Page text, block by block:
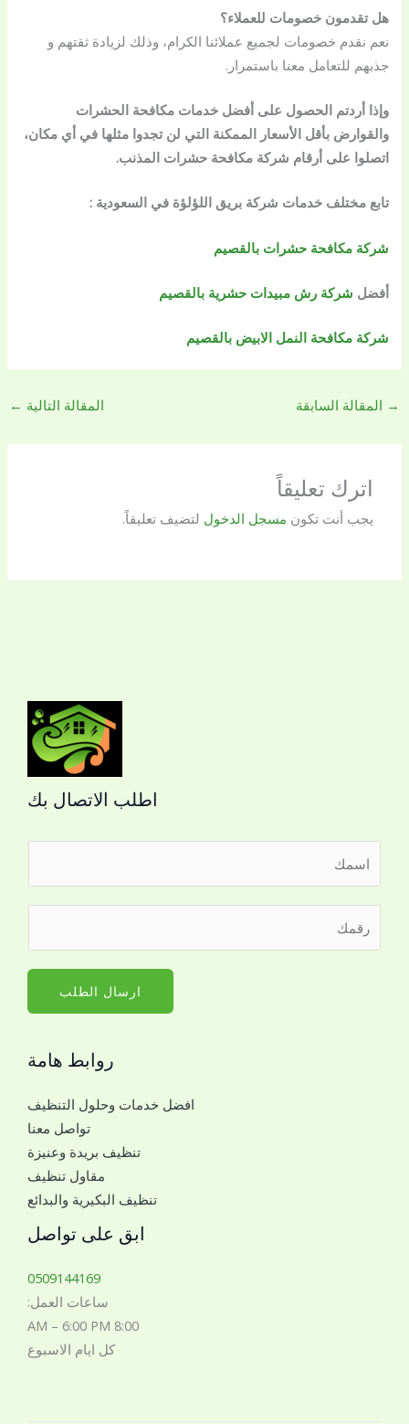
هل تقدمون خصومات للعملاء؟
نعم نقدم خصومات لجميع عملائنا الكرام، وذلك لزيادة ثقتهم و
جذبهم للتعامل معنا باستمرار.
وإذا أردتم الحصول على أفضل خدمات مكافحة الحشرات
والقوارض بأقل الأسعار الممكنة التي لن تجدوا مثلها في أي مكان،
اتصلوا على أرقام شركة مكافحة حشرات المذنب.
تابع مختلف خدمات شركة بريق اللؤلؤة في السعودية :
شركة مكافحة حشرات بالقصيم
أفضل شركة رش مبيدات حشرية بالقصيم
شركة مكافحة النمل الابيض بالقصيم
→ المقالة السابقة المقالة التالية ←
اترك تعليقاً
يجب أنت تكون مسجل الدخول لتضيف تعليقاً.
اطلب الاتصال بك
م
ارسال الطلب
روابط هامة
افضل خدمات وحلول التنظيف
تواصل معنا
تنظيف بريدة وعنيزة
مقاول تنظيف
تنظيف البكيرية والبدائع
ابق على تواصل
0509144169
ساعات العمل:
8:00 AM – 6:00 PM
كل ايام الاسبوع